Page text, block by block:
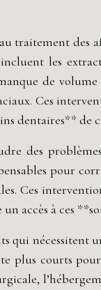
des
les
de
Ces
dentaires**
des
pour
Ces
accès à ces
qui
plus courts